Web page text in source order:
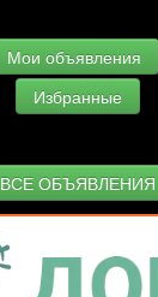
Мои объявления
Избранные
ВСЕ ОБЪЯВЛЕНИЯ